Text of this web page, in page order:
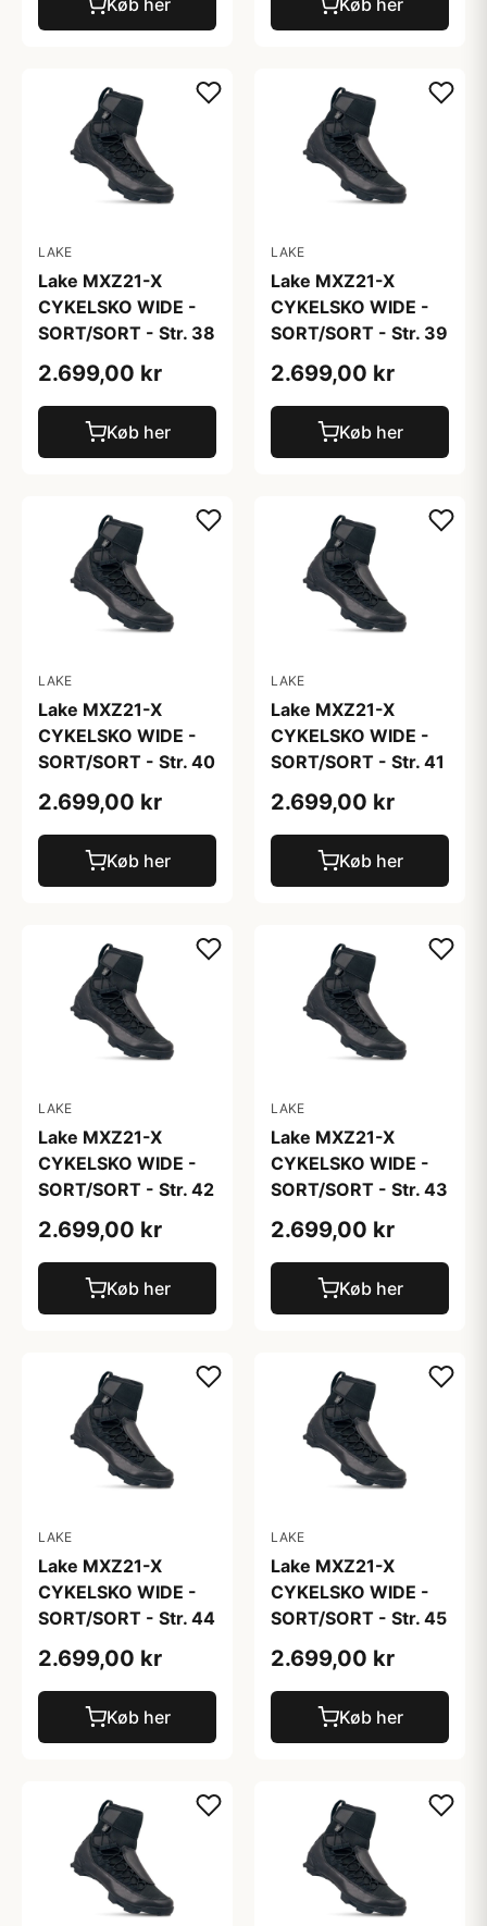
LAKE
Lake MXZ21-X
CYKELSKO WIDE -
SORT/SORT - Str. 38
2.699,00 kr
Køb her
LAKE
Lake MXZ21-X
CYKELSKO WIDE -
SORT/SORT - Str. 39
2.699,00 kr
Køb her
LAKE
Lake MXZ21-X
CYKELSKO WIDE -
SORT/SORT - Str. 40
2.699,00 kr
Køb her
LAKE
Lake MXZ21-X
CYKELSKO WIDE -
SORT/SORT - Str. 41
2.699,00 kr
Køb her
LAKE
Lake MXZ21-X
CYKELSKO WIDE -
SORT/SORT - Str. 42
2.699,00 kr
Køb her
LAKE
Lake MXZ21-X
CYKELSKO WIDE -
SORT/SORT - Str. 43
2.699,00 kr
Køb her
LAKE
Lake MXZ21-X
CYKELSKO WIDE -
SORT/SORT - Str. 44
2.699,00 kr
Køb her
LAKE
Lake MXZ21-X
CYKELSKO WIDE -
SORT/SORT - Str. 45
2.699,00 kr
Køb her